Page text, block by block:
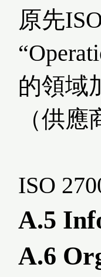
原先
的領域
（供應
ISO
A.5
A.6